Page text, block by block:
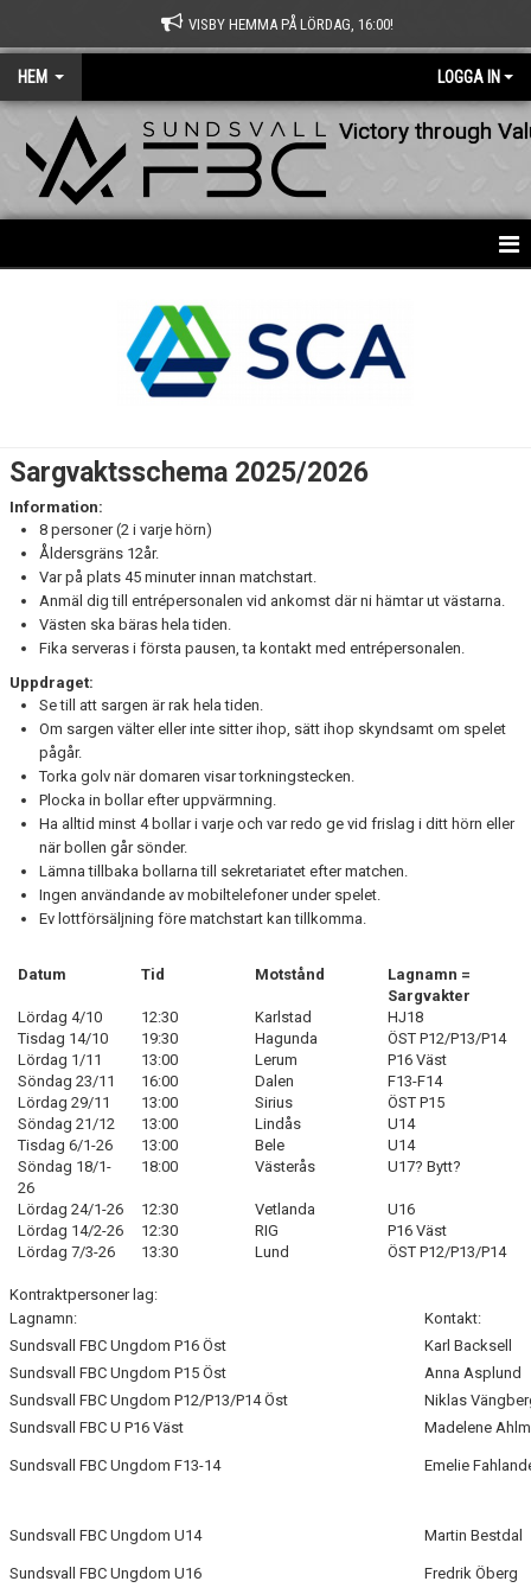
VISBY HEMMA PÅ LÖRDAG, 16:00!
HEM LOGGA IN
Victory through
DOKUMENT
MATCHER
INTRESSEANMÄLAN
LÄNKAR
SARGVAKTSCHEMA
FÖRENINGSPRODUKTEN
MEDLEMSKAP
Sargvaktsschema 2025/2026
Information:
8 personer (2 i varje hörn)
Åldersgräns 12år.
Var på plats 45 minuter innan matchstart.
Anmäl dig till entrépersonalen vid ankomst där ni hämtar ut västarna.
Västen ska bäras hela tiden.
Fika serveras i första pausen, ta kontakt med entrépersonalen.
Uppdraget:
Se till att sargen är rak hela tiden.
Om sargen välter eller inte sitter ihop, sätt ihop skyndsamt om spelet
pågår.
Torka golv när domaren visar torkningstecken.
Plocka in bollar efter uppvärmning.
Ha alltid minst 4 bollar i varje och var redo ge vid frislag i ditt hörn eller
när bollen går sönder.
Lämna tillbaka bollarna till sekretariatet efter matchen.
Ingen användande av mobiltelefoner under spelet.
Ev lottförsäljning före matchstart kan tillkomma.
Datum Tid Motstånd
Lagnamn =
Sargvakter
Lördag 4/10
12:30 Karlstad
HJ18
Tisdag 14/10
19:30 Hagunda
ÖST P12/P13/P14
Lördag 1/11
13:00 Lerum
P16 Väst
Söndag 23/11
16:00 Dalen
F13-F14
Lördag 29/11
13:00 Sirius
ÖST P15
Söndag 21/12
13:00 Lindås
U14
Tisdag 6/1-26
13:00 Bele
U14
Söndag 18/1-
26
18:00 Västerås U17? Bytt?
Lördag 24/1-26 12:30 Vetlanda
U16
Lördag 14/2-26
12:30 RIG
P16 Väst
Lördag 7/3-26
13:30 Lund ÖST P12/P13/P14
Kontraktpersoner lag:
Lagnamn:
Kontakt:
Sundsvall FBC Ungdom P16 Öst
Karl Backsell
Sundsvall FBC Ungdom P15 Öst
Anna Asplund
Sundsvall FBC Ungdom P12/P13/P14 Öst
Niklas
Sundsvall FBC U P16 Väst
Madelene
Sundsvall FBC Ungdom F13-14 Emelie
Sundsvall FBC Ungdom U14 Martin Bestdal
Sundsvall FBC Ungdom U16 Fredrik Öberg